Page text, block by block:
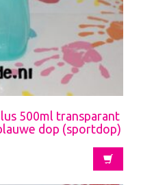
500ml transparant
dop (sportdop)